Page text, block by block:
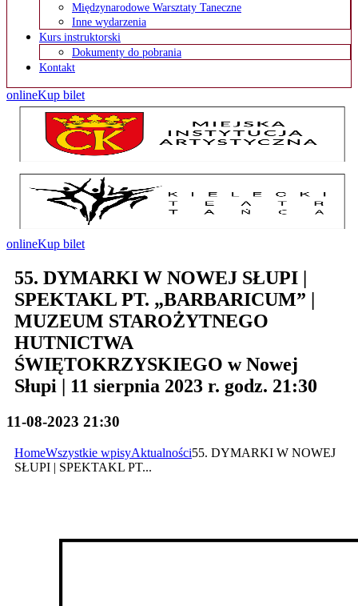
Międzynarodowe Warsztaty Taneczne
Inne wydarzenia
Kurs instruktorski
Dokumenty do pobrania
Kontakt
onlineKup bilet
onlineKup bilet
55. DYMARKI W NOWEJ SŁUPI |
SPEKTAKL PT. „BARBARICUM” |
MUZEUM STAROŻYTNEGO
HUTNICTWA
ŚWIĘTOKRZYSKIEGO w Nowej
Słupi | 11 sierpnia 2023 r. godz. 21:30
11-08-2023 21:30
HomeWszystkie wpisyAktualności55. DYMARKI W NOWEJ
SŁUPI | SPEKTAKL PT...